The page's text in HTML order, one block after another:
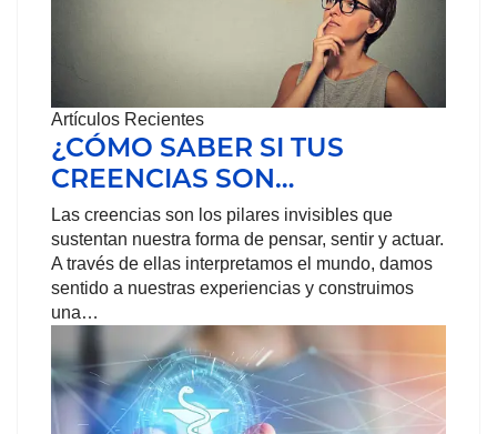
Artículos Recientes
¿CÓMO SABER SI TUS
CREENCIAS SON…
Las creencias son los pilares invisibles que
sustentan nuestra forma de pensar, sentir y actuar.
A través de ellas interpretamos el mundo, damos
sentido a nuestras experiencias y construimos
una…